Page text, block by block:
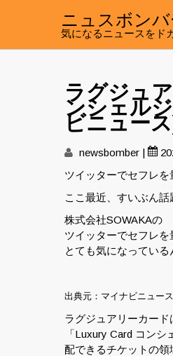
ニュスボンバ
気になるニュースをド
ラグジュ
ンシェル
ビニュー
newsbomber |
ツイッターでセフレ
ここ最近、すいぶん話
株式会社SOWAKAの
ツイッターでセフレ
とても気になっている
出典元：マイナビニュース
ラグジュアリーカー
「Luxury Card コン
配できるチケットの領